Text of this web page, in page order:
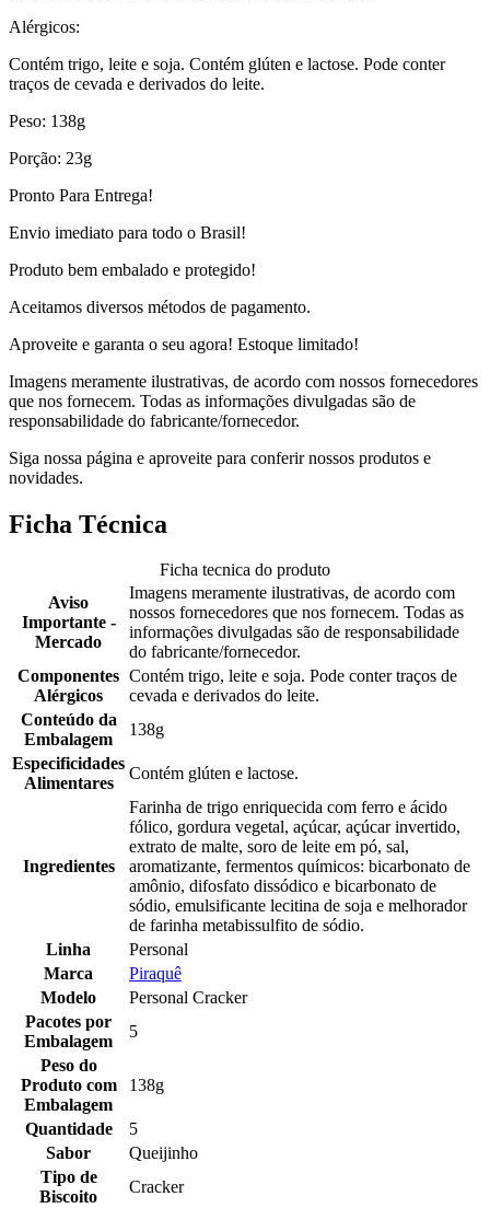
Alérgicos:
Contém trigo, leite e soja. Contém glúten e lactose. Pode conter
traços de cevada e derivados do leite.
Peso: 138g
Porção: 23g
Pronto Para Entrega!
Envio imediato para todo o Brasil!
Produto bem embalado e protegido!
Aceitamos diversos métodos de pagamento.
Aproveite e garanta o seu agora! Estoque limitado!
Imagens meramente ilustrativas, de acordo com nossos fornecedores
que nos fornecem. Todas as informações divulgadas são de
responsabilidade do fabricante/fornecedor.
Siga nossa página e aproveite para conferir nossos produtos e
novidades.
Ficha Técnica
Ficha tecnica do produto
Aviso
Importante -
Mercado
Imagens meramente ilustrativas, de acordo com
nossos fornecedores que nos fornecem. Todas as
informações divulgadas são de responsabilidade
do fabricante/fornecedor.
Componentes
Alérgicos
Contém trigo, leite e soja. Pode conter traços de
cevada e derivados do leite.
Conteúdo da
Embalagem
138g
Especificidades
Alimentares
Contém glúten e lactose.
Ingredientes
Farinha de trigo enriquecida com ferro e ácido
fólico, gordura vegetal, açúcar, açúcar invertido,
extrato de malte, soro de leite em pó, sal,
aromatizante, fermentos químicos: bicarbonato de
amônio, difosfato dissódico e bicarbonato de
sódio, emulsificante lecitina de soja e melhorador
de farinha metabissulfito de sódio.
Linha
Personal
Marca
Piraquê
Modelo
Personal Cracker
Pacotes por
Embalagem
5
Peso do
Produto com
Embalagem
138g
Quantidade
5
Sabor
Queijinho
Tipo de
Biscoito
Cracker